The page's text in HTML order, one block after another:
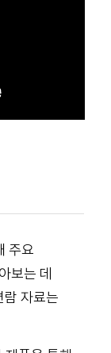
주요
보는 데
람 자료는